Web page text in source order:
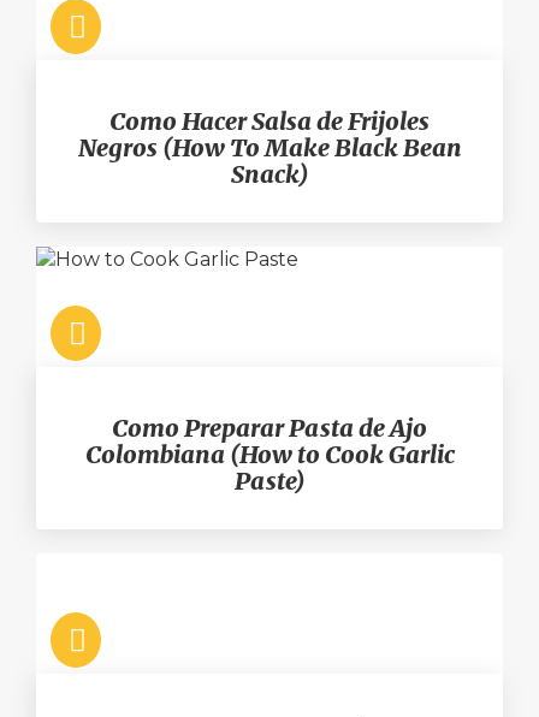
Como Hacer Salsa de Frijoles
Negros (How To Make Black Bean
Snack)
Como Preparar Pasta de Ajo
Colombiana (How to Cook Garlic
Paste)